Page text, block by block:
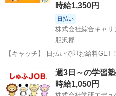
時給1,350円
日払い
株式会社綜合キャリ
胆沢郡
【キャッチ】 日払いで即お給料
ナタのスキル活かしませんか？】程
ーOK！高！ 【コメント】 ＼大手人材派遣会社で働きませんか♪／
「新しい職場は不安・・...
胆沢郡 一般事務
週3日～の学習
時給1,050円